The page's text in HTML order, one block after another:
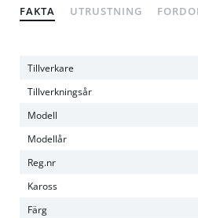
FAKTA UTRUSTNING
Tillverkare
Tillverkningsår
Modell
Modellår
Reg.nr
Kaross
Färg